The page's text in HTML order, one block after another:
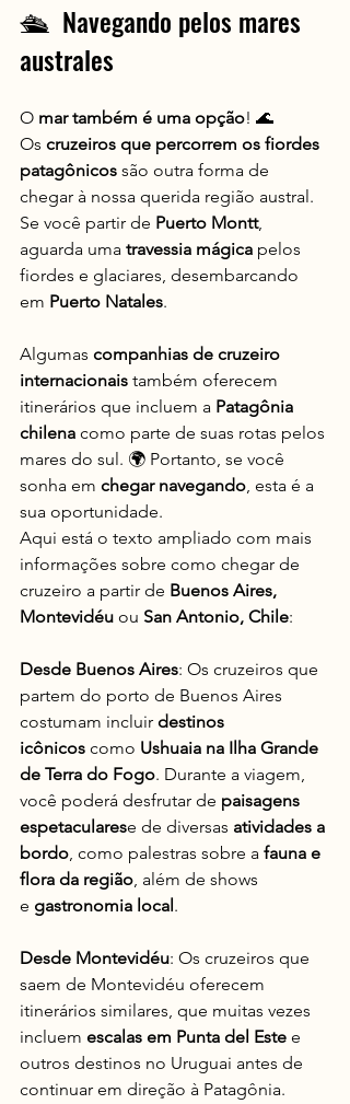
🛳️  Navegando pelos mares
australes
O mar também é uma opção! 🌊
Os cruzeiros que percorrem os fiordes
patagônicos são outra forma de
chegar à nossa querida região austral.
Se você partir de Puerto Montt,
aguarda uma travessia mágica pelos
fiordes e glaciares, desembarcando
em Puerto Natales.
Algumas companhias de cruzeiro
internacionais também oferecem
itinerários que incluem a Patagônia
chilena como parte de suas rotas pelos
mares do sul. 🌍 Portanto, se você
sonha em chegar navegando, esta é a
sua oportunidade.
Aqui está o texto ampliado com mais
informações sobre como chegar de
cruzeiro a partir de Buenos Aires,
Montevidéu ou San Antonio, Chile:
Desde Buenos Aires: Os cruzeiros que
partem do porto de Buenos Aires
costumam incluir destinos
icônicos como Ushuaia na Ilha Grande
de Terra do Fogo. Durante a viagem,
você poderá desfrutar de paisagens
espetacularese de diversas atividades a
bordo, como palestras sobre a fauna e
flora da região, além de shows
e gastronomia local .
Desde Montevidéu: Os cruzeiros que
saem de Montevidéu oferecem
itinerários similares, que muitas vezes
incluem escalas em Punta del Este e
outros destinos no Uruguai antes de
continuar em direção à Patagônia.